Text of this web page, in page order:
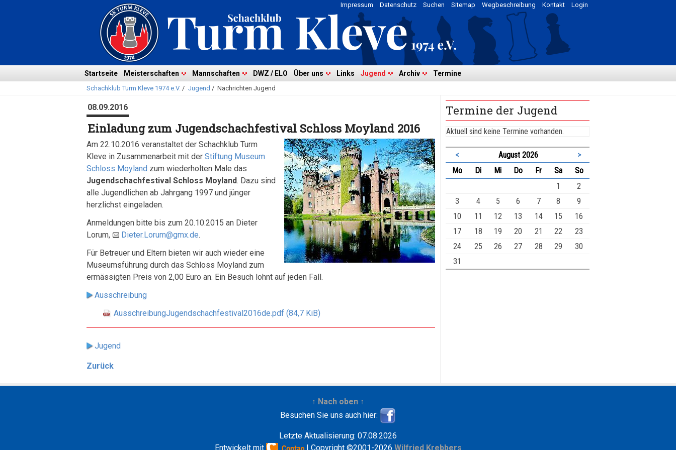
überspringen
Login
Kontakt
Wegbeschreibung
Sitemap
Suchen
Datenschutz
Impressum
Startseite Meisterschaften Mannschaften DWZ / ELO Über uns Links Jugend Archiv Termine
Schachklub Turm Kleve 1974 e.V. / Jugend / Nachrichten Jugend
08.09.2016
Einladung zum Jugendschachfestival Schloss Moyland 2016
Am 22.10.2016 veranstaltet der Schachklub Turm
Kleve in Zusammenarbeit mit der Stiftung Museum
Schloss Moyland zum wiederholten Male das
Jugendschachfestival Schloss Moyland. Dazu sind
alle Jugendlichen ab Jahrgang 1997 und jünger
herzlichst eingeladen.
Anmeldungen bitte bis zum 20.10.2015 an Dieter
Lorum,
Dieter.Lorum@gmx.de.
Für Betreuer und Eltern bieten wir auch wieder eine
Museumsführung durch das Schloss Moyland zum
ermässigten Preis von 2,00 Euro an. Ein Besuch lohnt auf jeden Fall.
Ausschreibung
AusschreibungJugendschachfestival2016de.pdf (84,7 KiB)
Jugend
Zurück
Termine der Jugend
Aktuell sind keine Termine vorhanden.
< August 2026
>
Montag Dienstag
Mittwoch
Donnerstag
FreitagSamstag
Sonntag
1
2
3
4 5 6 7 8
9
10
11 12 13 14 15
16
17
18 19 20 21 22
23
24
25 26 27 28 29
30
31
↑ Nach oben ↑
Besuchen Sie uns auch hier:
Letzte Aktualisierung: 07.08.2026
Entwickelt mit
| Copyright ©2001-2026 Wilfried Krebbers